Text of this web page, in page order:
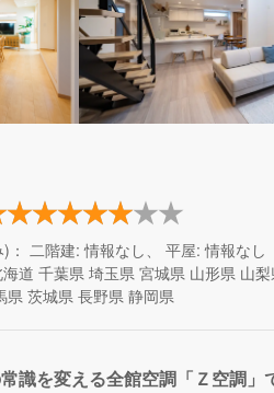
： 二階建: 情報なし、 平屋: 情報なし
道 千葉県 埼玉県 宮城県 山形県 山梨
県 茨城県 長野県 静岡県
識を変える全館空調「Ｚ空調」